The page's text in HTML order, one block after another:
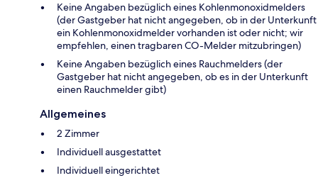
Keine Angaben bezüglich eines Kohlenmonoxidmelders
(der Gastgeber hat nicht angegeben, ob in der Unterkunft
ein Kohlenmonoxidmelder vorhanden ist oder nicht; wir
empfehlen, einen tragbaren CO-Melder mitzubringen)
Keine Angaben bezüglich eines Rauchmelders (der
Gastgeber hat nicht angegeben, ob es in der Unterkunft
einen Rauchmelder gibt)
Allgemeines
2 Zimmer
Individuell ausgestattet
Individuell eingerichtet